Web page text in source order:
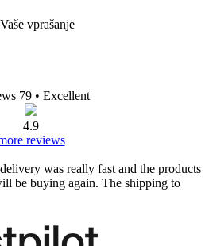
Vaše vprašanje
79 • Excellent
4.9
reviews
was really fast and the products
be buying again. The shipping to